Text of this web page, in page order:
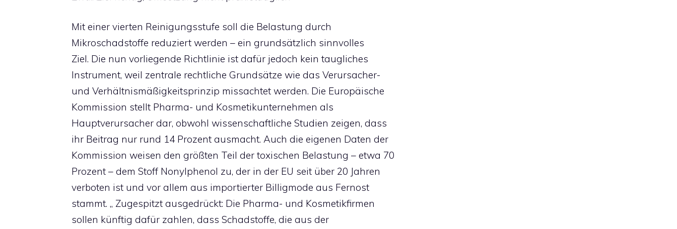
Mit einer vierten Reinigungsstufe soll die Belastung durch
Mikroschadstoffe reduziert werden – ein grundsätzlich sinnvolles
Ziel. Die nun vorliegende Richtlinie ist dafür jedoch kein taugliches
Instrument, weil zentrale rechtliche Grundsätze wie das Verursacher-
und Verhältnismäßigkeitsprinzip missachtet werden. Die Europäische
Kommission stellt Pharma- und Kosmetikunternehmen als
Hauptverursacher dar, obwohl wissenschaftliche Studien zeigen, dass
ihr Beitrag nur rund 14 Prozent ausmacht. Auch die eigenen Daten der
Kommission weisen den größten Teil der toxischen Belastung – etwa 70
Prozent – dem Stoff Nonylphenol zu, der in der EU seit über 20 Jahren
verboten ist und vor allem aus importierter Billigmode aus Fernost
stammt. „ Zugespitzt ausgedrückt: Die Pharma- und Kosmetikfirmen
sollen künftig dafür zahlen, dass Schadstoffe, die aus der